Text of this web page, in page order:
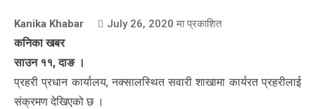
Kanika Khabar July 26, 2020 मा प्रकाशित
कनिका खबर
साउन ११, दाङ ।
प्रहरी प्रधान कार्यालय, नक्सालस्थित सवारी शाखामा कार्यरत प्रहरीलाई
संक्रमण देखिएको छ ।